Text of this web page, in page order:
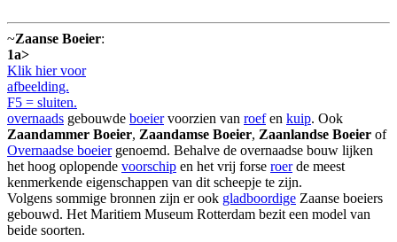
~Zaanse Boeier:
1a>
Klik hier voor
afbeelding.
F5 = sluiten.
overnaads gebouwde boeiervoorzien van roefen kuip. Ook
Zaandammer Boeier, Zaandamse Boeier, Zaanlandse Boeier of
Overnaadse boeiergenoemd. Behalve de overnaadse bouw lijken
het hoog oplopende voorschip en het vrij forse roerde meest
kenmerkende eigenschappen van dit scheepje te zijn.
Volgens sommige bronnen zijn er ook gladboordige Zaanse boeiers
gebouwd. Het Maritiem Museum Rotterdam bezit een model van
beide soorten.